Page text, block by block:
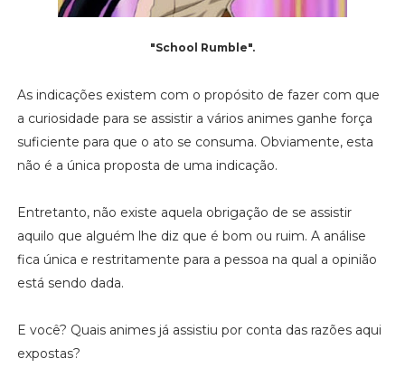
"School Rumble".
As indicações existem com o propósito de fazer com que
a curiosidade para se assistir a vários animes ganhe força
suficiente para que o ato se consuma. Obviamente, esta
não é a única proposta de uma indicação.
Entretanto, não existe aquela obrigação de se assistir
aquilo que alguém lhe diz que é bom ou ruim. A análise
fica única e restritamente para a pessoa na qual a opinião
está sendo dada.
E você? Quais animes já assistiu por conta das razões aqui
expostas?